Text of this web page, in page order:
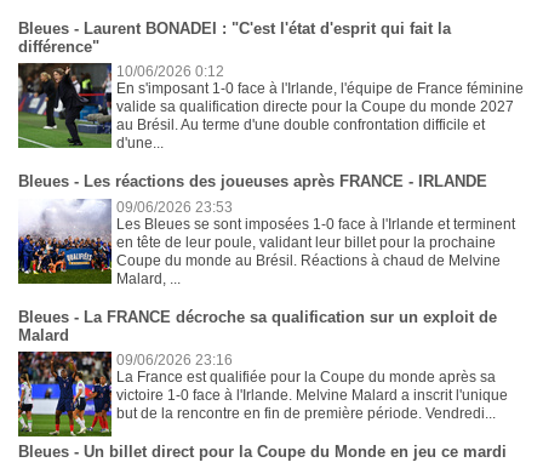
Bleues - Laurent BONADEI : "C'est l'état d'esprit qui fait la
différence"
10/06/2026 0:12
En s'imposant 1-0 face à l'Irlande, l'équipe de France féminine
valide sa qualification directe pour la Coupe du monde 2027
au Brésil. Au terme d'une double confrontation difficile et
d'une...
Bleues - Les réactions des joueuses après FRANCE - IRLANDE
09/06/2026 23:53
Les Bleues se sont imposées 1-0 face à l'Irlande et terminent
en tête de leur poule, validant leur billet pour la prochaine
Coupe du monde au Brésil. Réactions à chaud de Melvine
Malard, ...
Bleues - La FRANCE décroche sa qualification sur un exploit de
Malard
09/06/2026 23:16
La France est qualifiée pour la Coupe du monde après sa
victoire 1-0 face à l'Irlande. Melvine Malard a inscrit l'unique
but de la rencontre en fin de première période. Vendredi...
Bleues - Un billet direct pour la Coupe du Monde en jeu ce mardi